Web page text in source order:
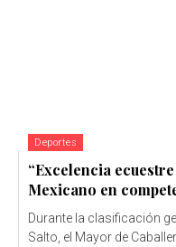
Deportes
“Excelencia
Mexicano en
Durante la clasificación
Salto, el Mayor de